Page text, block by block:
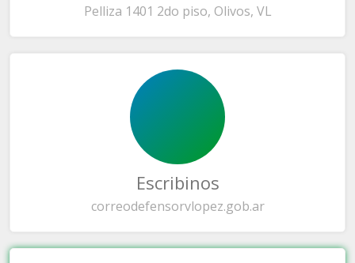
Pelliza 1401 2do piso, Olivos, VL
Escribinos
correodefensorvlopez.gob.ar